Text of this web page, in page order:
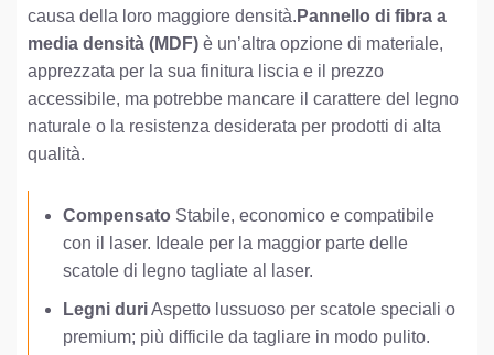
causa della loro maggiore densità. Pannello di fibra a
media densità (MDF) è un’altra opzione di materiale,
apprezzata per la sua finitura liscia e il prezzo
accessibile, ma potrebbe mancare il carattere del legno
naturale o la resistenza desiderata per prodotti di alta
qualità.
Compensato Stabile, economico e compatibile
con il laser. Ideale per la maggior parte delle
scatole di legno tagliate al laser.
Legni duriAspetto lussuoso per scatole speciali o
premium; più difficile da tagliare in modo pulito.